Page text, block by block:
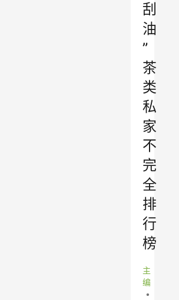
刮
油
”
茶
类
私
家
不
完
全
排
行
榜
主
编
•